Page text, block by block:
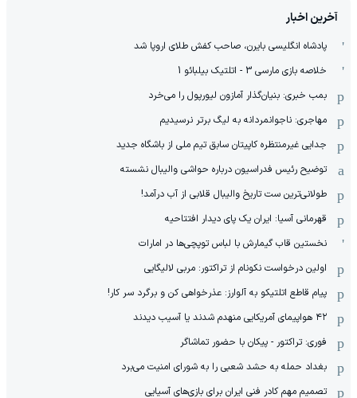
آخرین اخبار
پادشاه انگلیسی بایرن، صاحب کفش طلای اروپا شد
خلاصه بازی مارسی 3 - اتلتیک بیلبائو 1
بمب خبری: بنیان‌گذار آمازون لیورپول را می‌خرد
مهاجری: ناجوانمردانه به لیگ برتر نرسیدیم
جدایی غیرمنتظره کاپیتان سابق تیم ملی از باشگاه جدید
توضیح رئیس فدراسیون درباره حواشی والیبال نشسته
طولانی‌ترین ست تاریخ والیبال قلابی از آب درآمد!
قهرمانی آسیا: ایران یک پای دیدار افتتاحیه
نخستین قاب گیمارش با لباس توپچی‌ها در امارات
اولین درخواست نکونام از تراکتور: مربی لالیگایی
پیام قاطع اتلتیکو به آلوارز: عذرخواهی کن و برگرد سر کار!
۴۲ هواپیمای آمریکایی منهدم شدند یا آسیب دیدند
فوری: تراکتور - پیکان با حضور تماشاگر
بغداد حمله به حشد شعبی را به شورای امنیت می‌برد
تصمیم مهم کادر فنی ایران برای بازی‌های آسیایی